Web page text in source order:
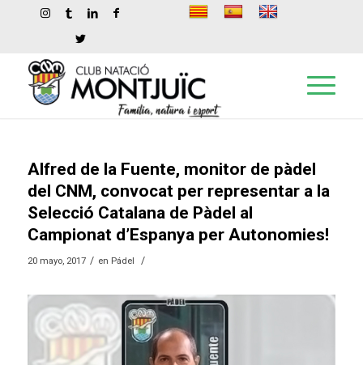
Alfred de la Fuente, monitor de pàdel
del CNM, convocat per representar a la
Selecció Catalana de Pàdel al
Campionat d’Espanya per Autonomies!
20 mayo, 2017 / en Pádel /